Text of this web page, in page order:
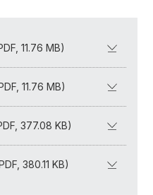
11.76 MB)
11.76 MB)
377.08 KB)
380.11 KB)